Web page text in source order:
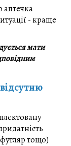
аптечка
- краще
мати
тощо)